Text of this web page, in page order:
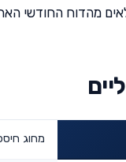
מהדוח החודשי
מחוג